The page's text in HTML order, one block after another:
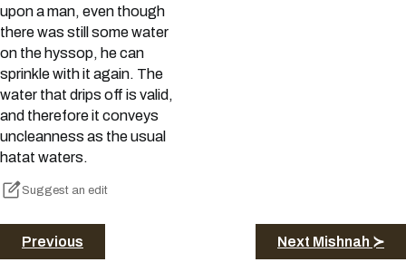
upon a man, even though
there was still some water
on the hyssop, he can
sprinkle with it again. The
water that drips off is valid,
and therefore it conveys
uncleanness as the usual
hatat waters.
Suggest an edit
Previous Next Mishnah ≻